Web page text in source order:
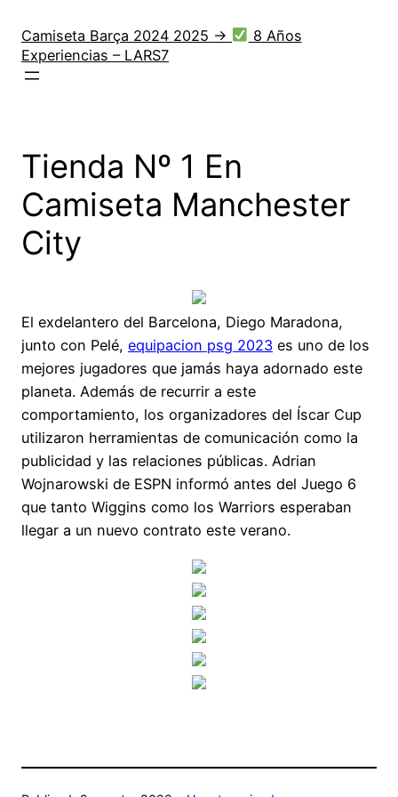
contenido
Camiseta Barça 2024 2025 →
8 Años
Experiencias – LARS7
Tienda Nº 1 En
Camiseta Manchester
City
El exdelantero del Barcelona, Diego Maradona,
junto con Pelé, equipacion psg 2023 es uno de los
mejores jugadores que jamás haya adornado este
planeta. Además de recurrir a este
comportamiento, los organizadores del Íscar Cup
utilizaron herramientas de comunicación como la
publicidad y las relaciones públicas. Adrian
Wojnarowski de ESPN informó antes del Juego 6
que tanto Wiggins como los Warriors esperaban
llegar a un nuevo contrato este verano.